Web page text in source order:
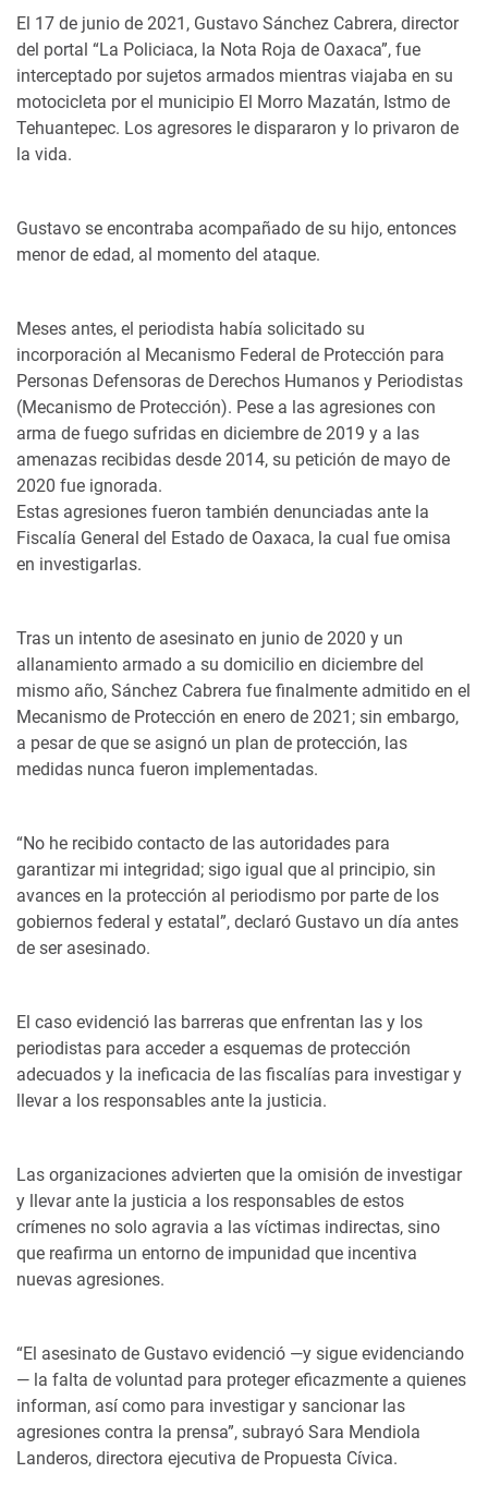
El 17 de junio de 2021, Gustavo Sánchez Cabrera, director
del portal “La Policiaca, la Nota Roja de Oaxaca”, fue
interceptado por sujetos armados mientras viajaba en su
motocicleta por el municipio El Morro Mazatán, Istmo de
Tehuantepec. Los agresores le dispararon y lo privaron de
la vida.
Gustavo se encontraba acompañado de su hijo, entonces
menor de edad, al momento del ataque.
Meses antes, el periodista había solicitado su
incorporación al Mecanismo Federal de Protección para
Personas Defensoras de Derechos Humanos y Periodistas
(Mecanismo de Protección). Pese a las agresiones con
arma de fuego sufridas en diciembre de 2019 y a las
amenazas recibidas desde 2014, su petición de mayo de
2020 fue ignorada.
Estas agresiones fueron también denunciadas ante la
Fiscalía General del Estado de Oaxaca, la cual fue omisa
en investigarlas.
Tras un intento de asesinato en junio de 2020 y un
allanamiento armado a su domicilio en diciembre del
mismo año, Sánchez Cabrera fue finalmente admitido en el
Mecanismo de Protección en enero de 2021; sin embargo,
a pesar de que se asignó un plan de protección, las
medidas nunca fueron implementadas.
“No he recibido contacto de las autoridades para
garantizar mi integridad; sigo igual que al principio, sin
avances en la protección al periodismo por parte de los
gobiernos federal y estatal”, declaró Gustavo un día antes
de ser asesinado.
El caso evidenció las barreras que enfrentan las y los
periodistas para acceder a esquemas de protección
adecuados y la ineficacia de las fiscalías para investigar y
llevar a los responsables ante la justicia.
Las organizaciones advierten que la omisión de investigar
y llevar ante la justicia a los responsables de estos
crímenes no solo agravia a las víctimas indirectas, sino
que reafirma un entorno de impunidad que incentiva
nuevas agresiones.
“El asesinato de Gustavo evidenció —y sigue evidenciando
— la falta de voluntad para proteger eficazmente a quienes
informan, así como para investigar y sancionar las
agresiones contra la prensa”, subrayó Sara Mendiola
Landeros, directora ejecutiva de Propuesta Cívica.